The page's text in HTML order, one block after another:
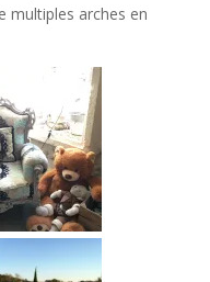
multiples arches en